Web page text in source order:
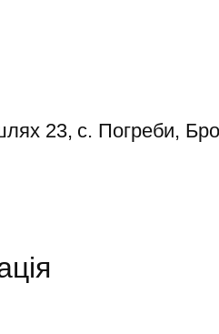
23, с. Погреби,